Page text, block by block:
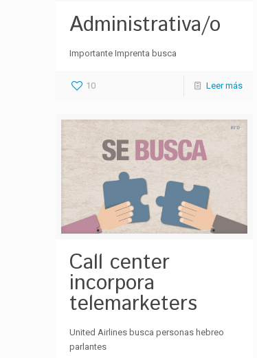
Administrativa/o
Importante Imprenta busca
10 Leer más
Call center
incorpora
telemarketers
United Airlines busca personas hebreo
parlantes